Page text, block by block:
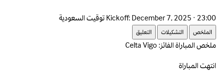
Kickoff:December 7, 2025 · 23:00 توقيت السعودية
الملخص التشكيلات التعليق
ملخص المباراةالفائز: Celta Vigo
انتهت المباراة